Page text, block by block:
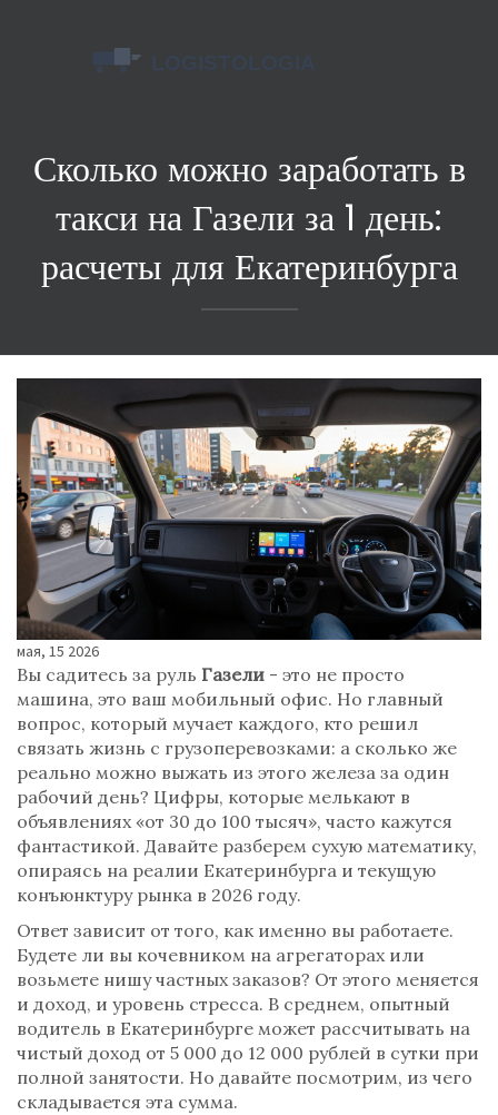
Сколько можно заработать в
такси на Газели за 1 день:
расчеты для Екатеринбурга
мая, 15 2026
Вы садитесь за руль Газели - это не просто
машина, это ваш мобильный офис. Но главный
вопрос, который мучает каждого, кто решил
связать жизнь с грузоперевозками: а сколько же
реально можно выжать из этого железа за один
рабочий день? Цифры, которые мелькают в
объявлениях «от 30 до 100 тысяч», часто кажутся
фантастикой. Давайте разберем сухую математику,
опираясь на реалии Екатеринбурга и текущую
конъюнктуру рынка в 2026 году.
Ответ зависит от того, как именно вы работаете.
Будете ли вы кочевником на агрегаторах или
возьмете нишу частных заказов? От этого меняется
и доход, и уровень стресса. В среднем, опытный
водитель в Екатеринбурге может рассчитывать на
чистый доход от 5 000 до 12 000 рублей в сутки при
полной занятости. Но давайте посмотрим, из чего
складывается эта сумма.